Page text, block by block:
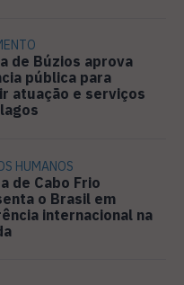
de Búzios aprova
pública para
atuação e serviços
HUMANOS
de Cabo Frio
o Brasil em
internacional na